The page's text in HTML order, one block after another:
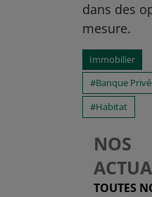
dans des
mesure.
Immobilier
Banque
Habitat
NOS
TOUTES